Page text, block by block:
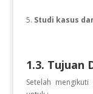
Studi kasus
1.3. Tujuan
Setelah